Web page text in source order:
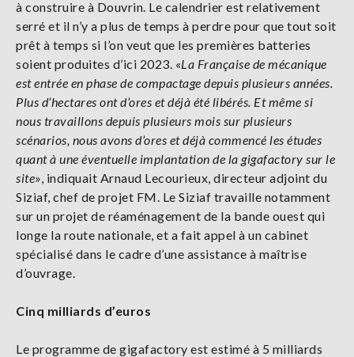
à construire à Douvrin. Le calendrier est relativement
serré et il n’y a plus de temps à perdre pour que tout soit
prêt à temps si l’on veut que les premières batteries
soient produites d’ici 2023. «La Française de mécanique
est entrée en phase de compactage depuis plusieurs années.
Plus d’hectares ont d’ores et déjà été libérés. Et même si
nous travaillons depuis plusieurs mois sur plusieurs
scénarios, nous avons d’ores et déjà commencé les études
quant à une éventuelle implantation de la gigafactory sur le
site», indiquait Arnaud Lecourieux, directeur adjoint du
Siziaf, chef de projet FM. Le Siziaf travaille notamment
sur un projet de réaménagement de la bande ouest qui
longe la route nationale, et a fait appel à un cabinet
spécialisé dans le cadre d’une assistance à maîtrise
d’ouvrage.
Cinq milliards d’euros
Le programme de gigafactory est estimé à 5 milliards